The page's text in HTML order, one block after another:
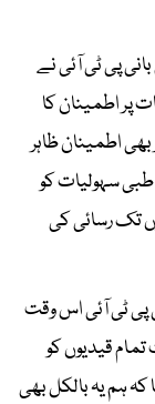
پی ٹی آئی نے
پر اطمینان کا
اطمینان ظاہر
طبی سہولیات کو
تک رسائی کی
ٹی آئی اس وقت
قیدیوں کو
ہم یہ بالکل بھی